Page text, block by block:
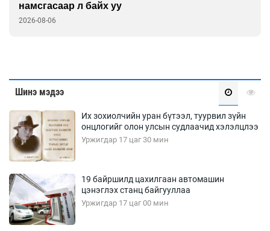
нь
2026-08-05
Шинэ мэдээ
Их зохиолчийн уран бүтээл, туурвил зүйн
онцлогийг олон улсын судлаачид хэлэлцлээ
Уржигдар 17 цаг 30 мин
19 байршилд цахилгаан автомашин
цэнэглэх станц байгууллаа
Уржигдар 17 цаг 00 мин